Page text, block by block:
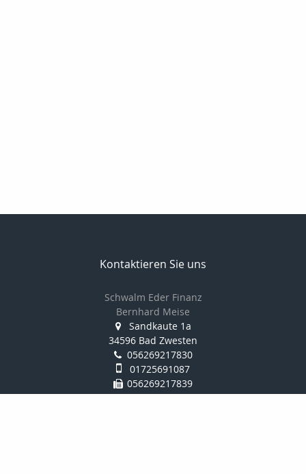
Kontaktieren Sie uns
Schwalm Eder Finanz
Bernhard Meise
Sandkaute 1a
34596 Bad Zwesten
056269217830
01725691087
056269217839
info@schwalm-eder-finanz.de